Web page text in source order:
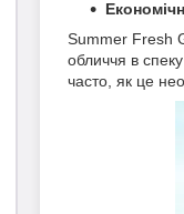
Summer Fresh
обличчя в
часто, як це